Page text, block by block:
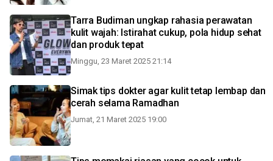
Tarra Budiman ungkap rahasia perawatan
kulit wajah: Istirahat cukup, pola hidup sehat
dan produk tepat
Minggu, 23 Maret 2025 21:14
Simak tips dokter agar kulit tetap lembap dan
cerah selama Ramadhan
Jumat, 21 Maret 2025 19:00